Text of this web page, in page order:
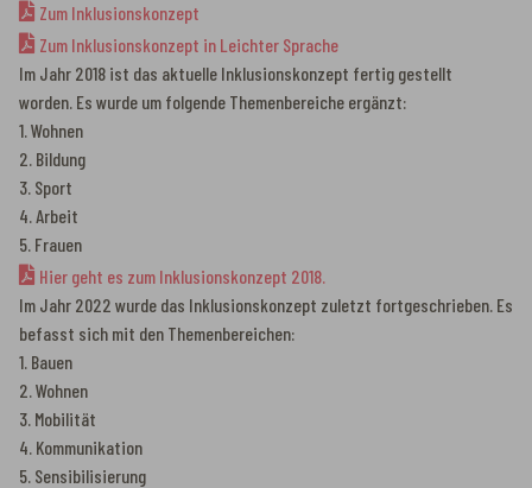
Zum Inklusionskonzept
Zum Inklusionskonzept in Leichter Sprache
Im Jahr 2018 ist das aktuelle Inklusionskonzept fertig gestellt
worden. Es wurde um folgende Themenbereiche ergänzt:
1. Wohnen
2. Bildung
3. Sport
4. Arbeit
5. Frauen
Hier geht es zum Inklusionskonzept 2018.
Im Jahr 2022 wurde das Inklusionskonzept zuletzt fortgeschrieben. Es
befasst sich mit den Themenbereichen:
1. Bauen
2. Wohnen
3. Mobilität
4. Kommunikation
5. Sensibilisierung